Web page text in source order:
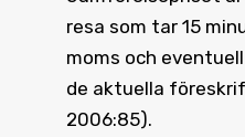
resa som tar 15
moms och
de aktuella
2006:85).